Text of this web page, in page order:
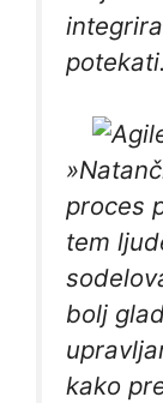
proces
tem
bolj
kako